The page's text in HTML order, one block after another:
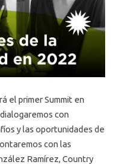
el primer Summit en
con
y las oportunidades de
con las
Ramírez, Country